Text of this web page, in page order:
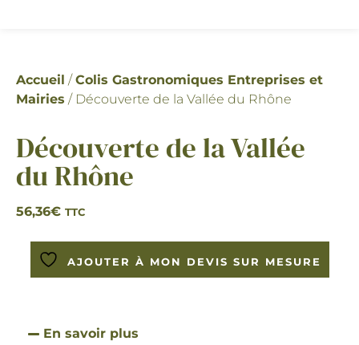
Accueil /Colis Gastronomiques Entreprises et
Mairies / Découverte de la Vallée du Rhône
Découverte de la Vallée
du Rhône
56,36€ TTC
AJOUTER À MON DEVIS SUR MESURE
En savoir plus